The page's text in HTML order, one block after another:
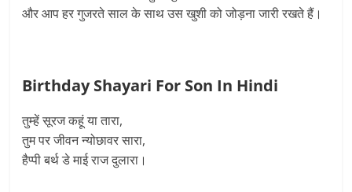
और आप हर गुजरते साल के साथ उस खुशी को जोड़ना जारी रखते हैं।
Birthday Shayari For Son In Hindi
तुम्हें सूरज कहूं या तारा,
तुम पर जीवन न्योछावर सारा,
हैप्पी बर्थ डे माई राज दुलारा।